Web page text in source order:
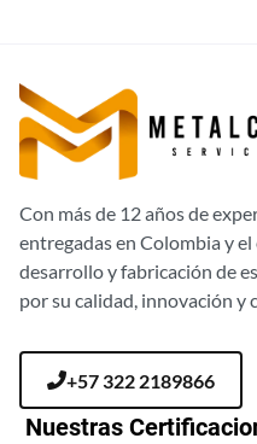
Con más de 12 años de
entregadas en Colombia y
desarrollo y fabricación de
por su calidad, innovación y
+57 322 2189866
Nuestras